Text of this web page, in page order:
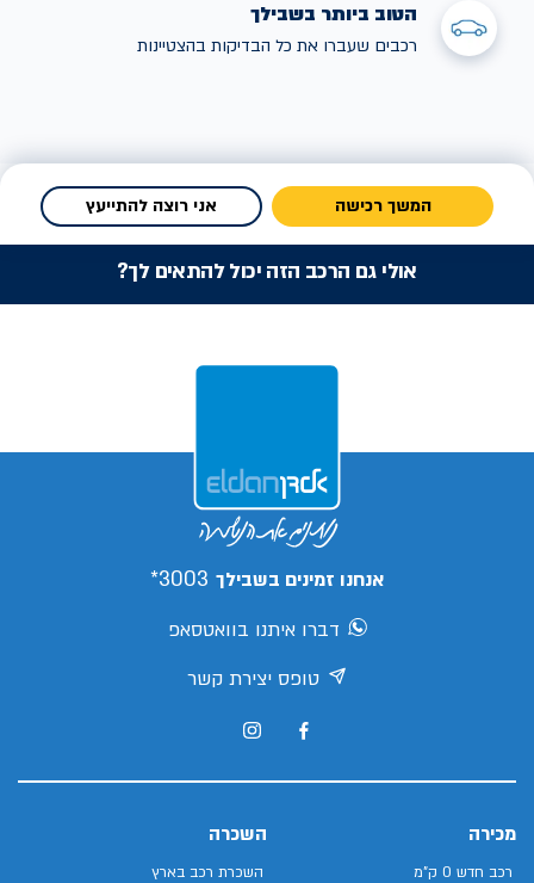
הטוב ביותר בשבילך
רכבים שעברו את כל הבדיקות בהצטיינות
המשך רכישה אני רוצה להתייעץ
אולי גם הרכב הזה יכול להתאים לך?
אנחנו זמינים בשבילך 3003*
דברו איתנו בוואטסאפ
טופס יצירת קשר
מכירה
רכב חדש 0 ק"מ
השכרה
השכרת רכב בארץ